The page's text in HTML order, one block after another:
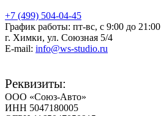
+7 (499) 504-04-45
График работы: пт-вс, с 9:00 до 21:00
г. Химки, ул. Союзная 5/4
E-mail: info@ws-studio.ru
Реквизиты:
ООО «Союз-Авто»
ИНН 5047180005